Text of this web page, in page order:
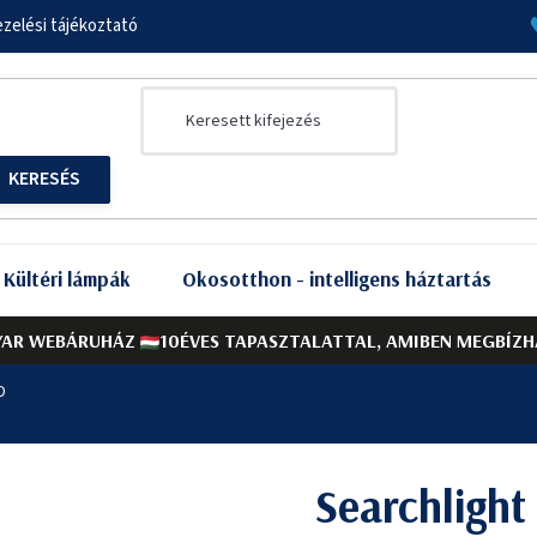
WEBÁRUHÁZ 10ÉVES TAPASZTALATTAL, AMIBEN
tájékoztató
Kültéri lámpák Okosotthon - intelligens háztartás
Searchlight